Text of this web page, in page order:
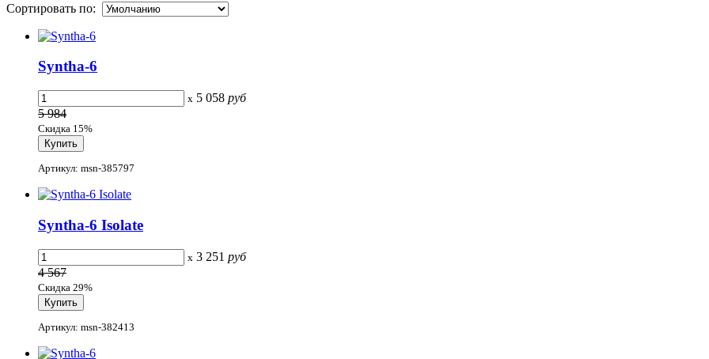
Сортировать по:
Syntha-6
x 5 058 руб
5 984
Скидка 15%
Артикул: msn-385797
Syntha-6 Isolate
x 3 251 руб
4 567
Скидка 29%
Артикул: msn-382413